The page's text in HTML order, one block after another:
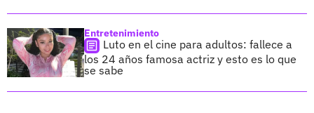
Entretenimiento
Luto en el cine para adultos: fallece a
los 24 años famosa actriz y esto es lo que
se sabe